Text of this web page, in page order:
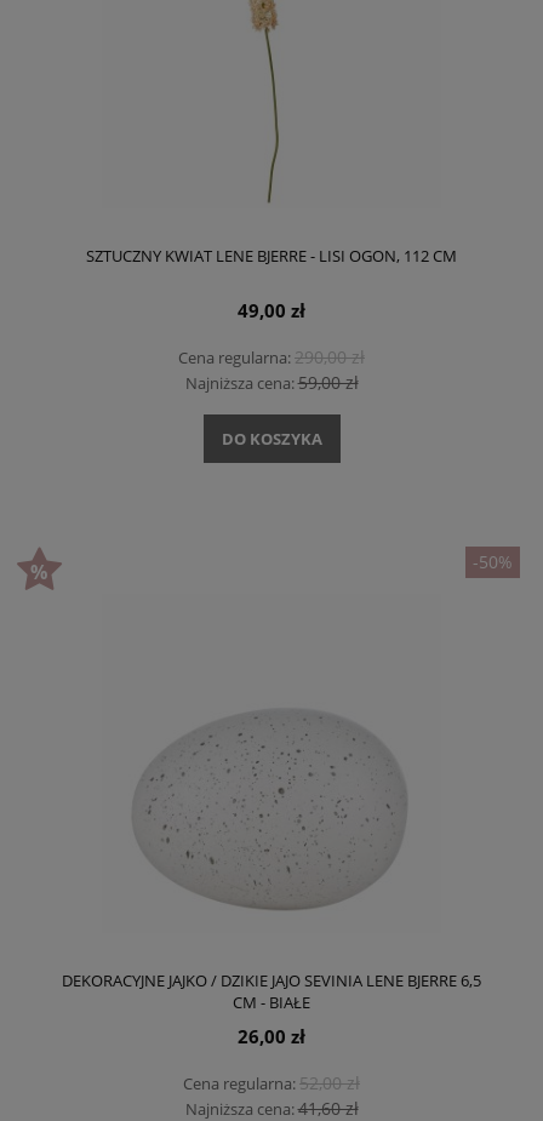
SZTUCZNY KWIAT LENE BJERRE - LISI OGON, 112 CM
49,00 zł
Cena regularna:290,00 zł
Najniższa cena:59,00 zł
DO KOSZYKA
DEKORACYJNE JAJKO / DZIKIE JAJO SEVINIA LENE BJERRE 6,5
CM - BIAŁE
26,00 zł
Cena regularna:52,00 zł
Najniższa cena:41,60 zł
-50%